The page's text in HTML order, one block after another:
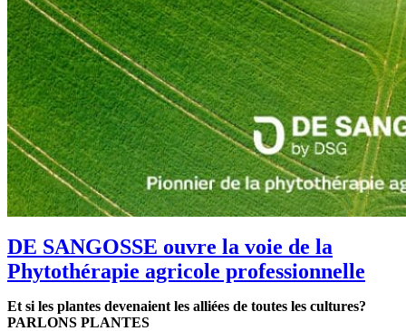
DE SANGOSSE ouvre la voie de la
Phytothérapie agricole professionnelle
Et si les plantes devenaient les alliées de toutes les cultures?
PARLONS PLANTES